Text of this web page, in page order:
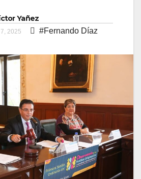
Yañez
2025 #Fernando Díaz